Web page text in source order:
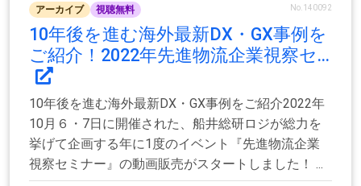
アーカイブ 視聴無料 No.140092
10年後を進む海外最新DX・GX事例を
ご紹介！2022年先進物流企業視察セ...
10年後を進む海外最新DX・GX事例をご紹介2022年
10月６・7日に開催された、船井総研ロジが総力を
挙げて企画する年に1度のイベント『先進物流企業
視察セミナー』の動画販売がスタートしました！ ...